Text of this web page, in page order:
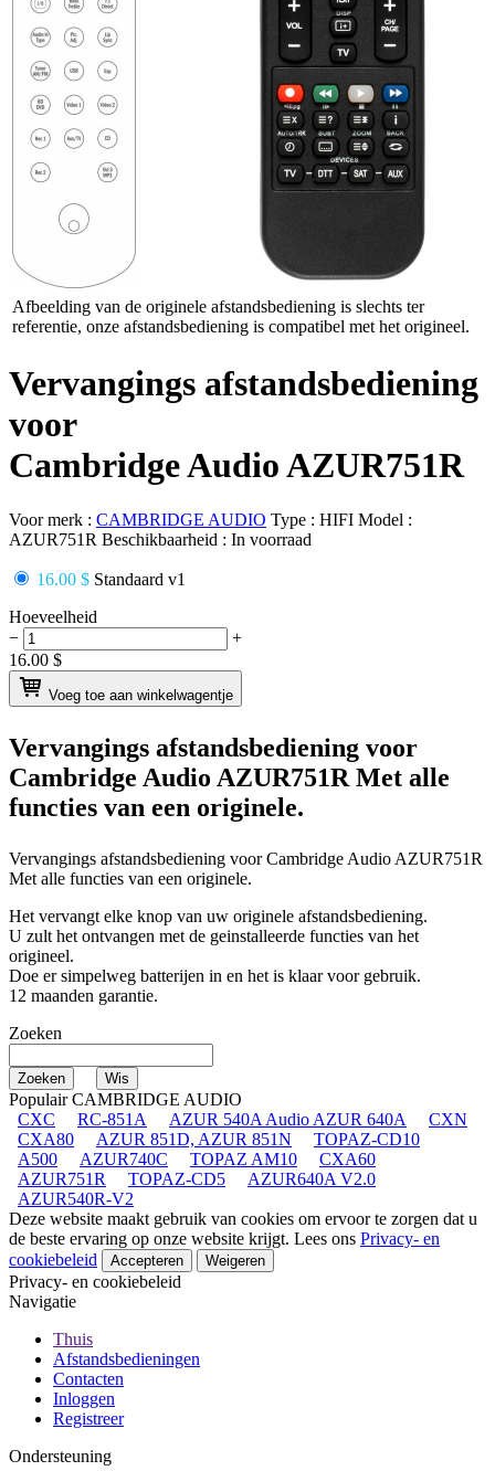
Afbeelding van de originele afstandsbediening is slechts ter
referentie, onze afstandsbediening is compatibel met het origineel.
Vervangings afstandsbediening
voor
Cambridge Audio AZUR751R
Voor merk : CAMBRIDGE AUDIO Type : HIFI Model :
AZUR751R Beschikbaarheid : In voorraad
16.00 $ Standaard v1
Hoeveelheid
−
+
16.00 $
Voeg toe aan winkelwagentje
Vervangings afstandsbediening voor
Cambridge Audio AZUR751R Met alle
functies van een originele.
Vervangings afstandsbediening voorCambridge Audio AZUR751R
Met alle functies van een originele.
Het vervangt elke knop van uw originele afstandsbediening.
U zult het ontvangen met de geinstalleerde functies van het
origineel.
Doe er simpelweg batterijen in en het is klaar voor gebruik.
12 maanden garantie.
Zoeken
Populair CAMBRIDGE AUDIO
CXC
RC-851A AZUR 540A Audio AZUR 640A
CXN
CXA80
AZUR 851D, AZUR 851N
TOPAZ-CD10
A500
AZUR740C TOPAZ AM10
CXA60
AZUR751R
TOPAZ-CD5
AZUR640A V2.0
AZUR540R-V2
Deze website maakt gebruik van cookies om ervoor te zorgen dat u
de beste ervaring op onze website krijgt. Lees ons Privacy- en
cookiebeleid
Accepteren Weigeren
Privacy- en cookiebeleid
Navigatie
Thuis
Afstandsbedieningen
Contacten
Inloggen
Registreer
Ondersteuning